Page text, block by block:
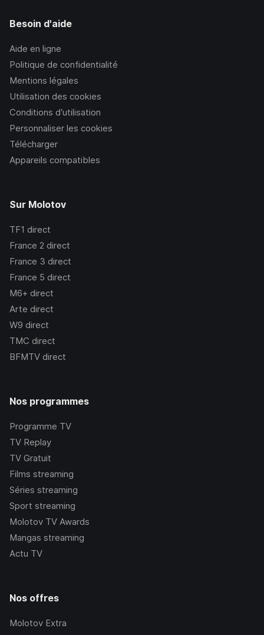
Besoin d'aide
Aide en ligne
Politique de confidentialité
Mentions légales
Utilisation des cookies
Conditions d’utilisation
Personnaliser les cookies
Télécharger
Appareils compatibles
Sur Molotov
TF1 direct
France 2 direct
France 3 direct
France 5 direct
M6+ direct
Arte direct
W9 direct
TMC direct
BFMTV direct
Nos programmes
Programme TV
TV Replay
TV Gratuit
Films streaming
Séries streaming
Sport streaming
Molotov TV Awards
Mangas streaming
Actu TV
Nos offres
Molotov Extra